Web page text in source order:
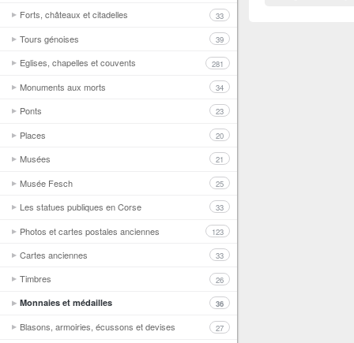
Forts, châteaux et citadelles 33
Tours génoises 39
Eglises, chapelles et couvents 281
Monuments aux morts 34
Ponts 23
Places 20
Musées 21
Musée Fesch 25
Les statues publiques en Corse 33
Photos et cartes postales anciennes 123
Cartes anciennes 33
Timbres 26
Monnaies et médailles 36
Blasons, armoiries, écussons et devises 27